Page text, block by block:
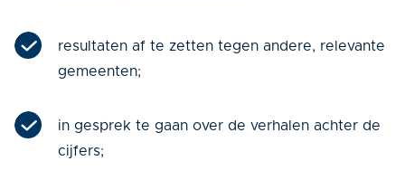
resultaten af te zetten tegen andere, relevante
gemeenten;
in gesprek te gaan over de verhalen achter de
cijfers;